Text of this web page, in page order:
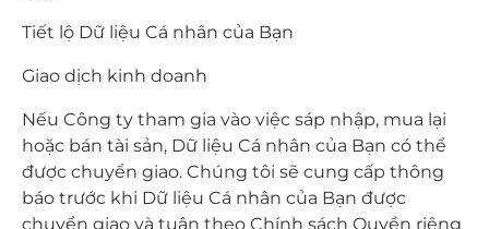
Tiết lộ Dữ liệu Cá nhân của Bạn
Giao dịch kinh doanh
Nếu Công ty tham gia vào việc sáp nhập, mua lại
hoặc bán tài sản, Dữ liệu Cá nhân của Bạn có thể
được chuyển giao. Chúng tôi sẽ cung cấp thông
báo trước khi Dữ liệu Cá nhân của Bạn được
chuyển giao và tuân theo Chính sách Quyền riêng